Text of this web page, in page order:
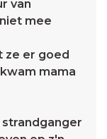
van
mee
ze er goed
mama
strandganger